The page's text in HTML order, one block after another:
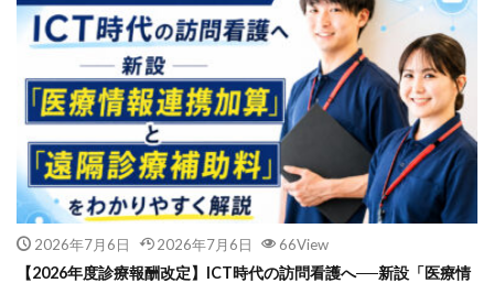
2026年7月6日 2026年7月6日 66View
【2026年度診療報酬改定】ICT時代の訪問看護へ──新設「医療情